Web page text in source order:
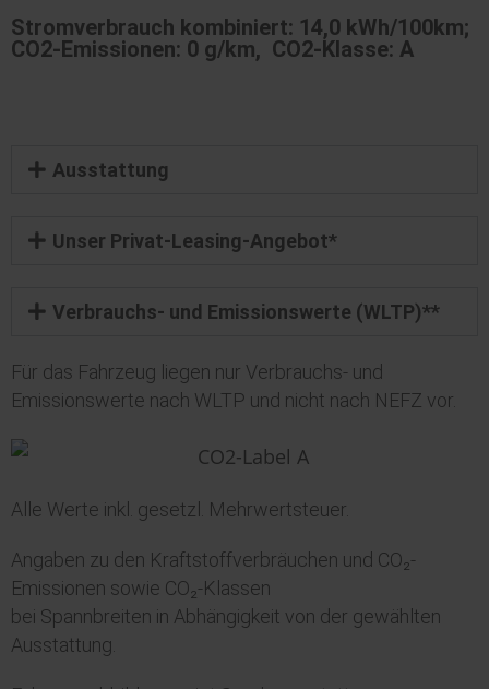
Stromverbrauch kombiniert: 14,0 kWh/100km;
CO2-Emissionen: 0 g/km, CO2-Klasse: A
Ausstattung
Unser Privat-Leasing-Angebot*
Verbrauchs- und Emissionswerte (WLTP)**
Für das Fahrzeug liegen nur Verbrauchs- und
Emissionswerte nach WLTP und nicht nach NEFZ vor.
Alle Werte inkl. gesetzl. Mehrwertsteuer.
Angaben zu den Kraftstoffverbräuchen und CO₂-
Emissionen sowie CO₂-Klassen
bei Spannbreiten in Abhängigkeit von der gewählten
Ausstattung.